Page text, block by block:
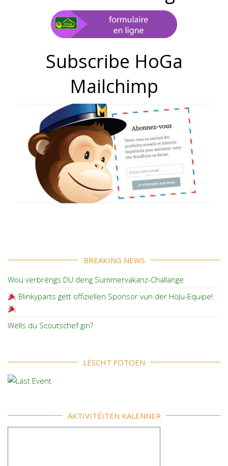
Subscribe HoGa
Mailchimp
BREAKING NEWS
Wou verbréngs DU deng Summervakanz-Challange
Blinkyparts gëtt offiziellen Sponsor vun der HoJu-Equipe!
Wëlls du Scoutschef gin?
LËSCHT FOTOEN
AKTIVITÉITEN KALENNER